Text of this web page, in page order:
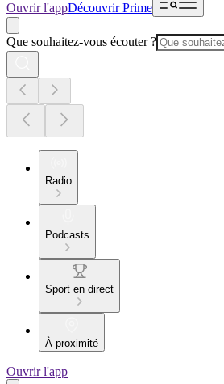
Ouvrir l'appDécouvrir Prime
Que souhaitez-vous écouter ?
Radio
Podcasts
Sport en direct
À proximité
Ouvrir l'app